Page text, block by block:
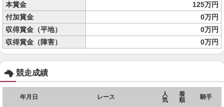
本賞金
125万円
付加賞金
0万円
収得賞金（平地）
0万円
収得賞金（障害）
0万円
競走成績
年月日 レース
人
気
着
順
騎手